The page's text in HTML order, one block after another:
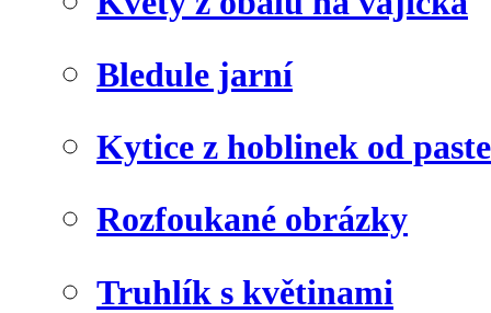
Bledule jarní
Kytice z hoblinek od
Rozfoukané obrázky
Truhlík s květinami